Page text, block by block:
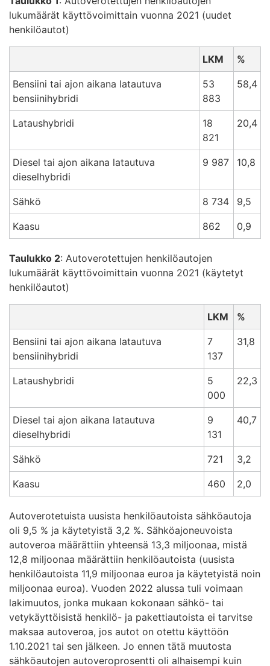
lukumäärät käyttövoimittain vuonna 2021 (uudet
henkilöautot)
LKM %
Bensiini tai ajon aikana latautuva
bensiinihybridi
53
883
58,4
Lataushybridi
18
821
20,4
Diesel tai ajon aikana latautuva
dieselhybridi
9 987 10,8
Sähkö 8 734 9,5
Kaasu 862 0,9
Taulukko 2: Autoverotettujen henkilöautojen
lukumäärät käyttövoimittain vuonna 2021 (käytetyt
henkilöautot)
LKM %
Bensiini tai ajon aikana latautuva
bensiinihybridi
7
137
31,8
Lataushybridi
5
000
22,3
Diesel tai ajon aikana latautuva
dieselhybridi
9
131
40,7
Sähkö 721 3,2
Kaasu 460 2,0
Autoverotetuista uusista henkilöautoista sähköautoja
oli 9,5 % ja käytetyistä 3,2 %. Sähköajoneuvoista
autoveroa määrättiin yhteensä 13,3 miljoonaa, mistä
12,8 miljoonaa määrättiin henkilöautoista (uusista
henkilöautoista 11,9 miljoonaa euroa ja käytetyistä noin
miljoonaa euroa). Vuoden 2022 alussa tuli voimaan
lakimuutos, jonka mukaan kokonaan sähkö- tai
vetykäyttöisistä henkilö- ja pakettiautoista ei tarvitse
maksaa autoveroa, jos autot on otettu käyttöön
1.10.2021 tai sen jälkeen. Jo ennen tätä muutosta
sähköautojen autoveroprosentti oli alhaisempi kuin